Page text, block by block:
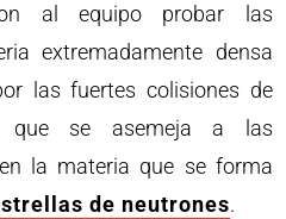
al equipo probar las
extremadamente densa
las fuertes colisiones de
que se asemeja a las
la materia que se forma
de neutrones.